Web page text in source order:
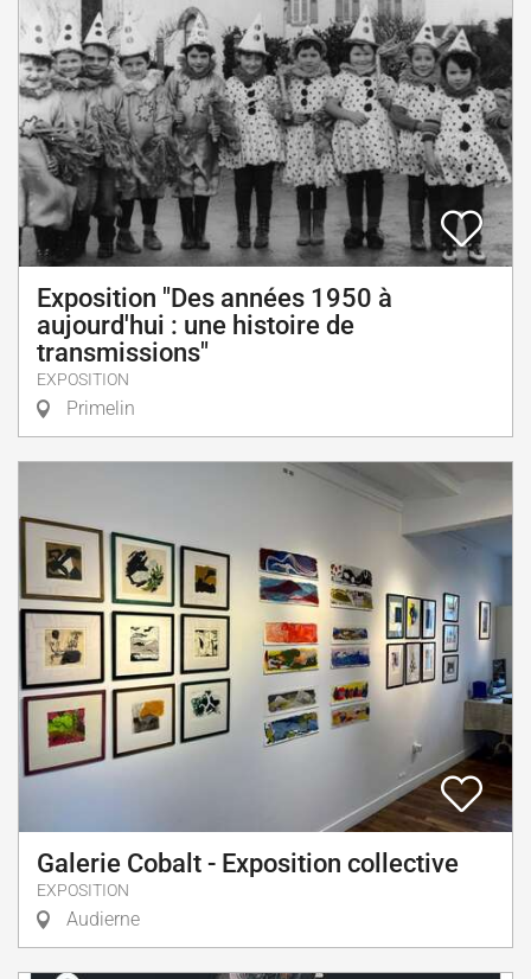
Exposition "Des années 1950 à
aujourd'hui : une histoire de
transmissions"
EXPOSITION
Primelin
Galerie Cobalt - Exposition collective
EXPOSITION
Audierne